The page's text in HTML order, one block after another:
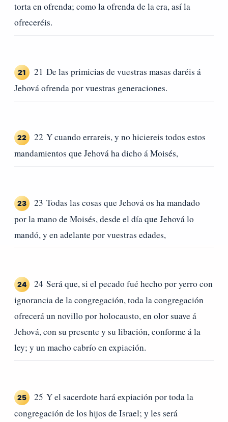
torta en ofrenda; como la ofrenda de la era, así la
ofreceréis.
21
21 De las primicias de vuestras masas daréis á
Jehová ofrenda por vuestras generaciones.
22
22 Y cuando errareis, y no hiciereis todos estos
mandamientos que Jehová ha dicho á Moisés,
23
23 Todas las cosas que Jehová os ha mandado
por la mano de Moisés, desde el día que Jehová lo
mandó, y en adelante por vuestras edades,
24
24 Será que, si el pecado fué hecho por yerro con
ignorancia de la congregación, toda la congregación
ofrecerá un novillo por holocausto, en olor suave á
Jehová, con su presente y su libación, conforme á la
ley; y un macho cabrío en expiación.
25
25 Y el sacerdote hará expiación por toda la
congregación de los hijos de Israel; y les será